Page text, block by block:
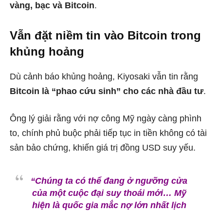
vàng, bạc và Bitcoin.
Vẫn đặt niềm tin vào Bitcoin trong
khủng hoảng
Dù cảnh báo khủng hoảng, Kiyosaki vẫn tin rằng
Bitcoin là “phao cứu sinh” cho các nhà đầu tư.
Ông lý giải rằng với nợ công Mỹ ngày càng phình
to, chính phủ buộc phải tiếp tục in tiền không có tài
sản bảo chứng, khiến giá trị đồng USD suy yếu.
“Chúng ta có thể đang ở ngưỡng cửa
của một cuộc đại suy thoái mới… Mỹ
hiện là quốc gia mắc nợ lớn nhất lịch